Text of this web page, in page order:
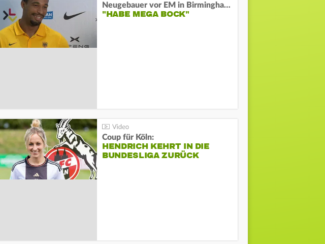
Neugebauer vor EM in Birmingham:
"HABE MEGA BOCK"
Coup für Köln:
HENDRICH KEHRT IN DIE
BUNDESLIGA ZURÜCK